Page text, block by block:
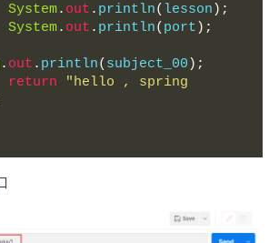
System. out . println( lesson );
System. out . println( port );
. out . println( subject_00 );
return
"hello , spring